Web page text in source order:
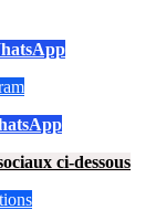
ci-dessous